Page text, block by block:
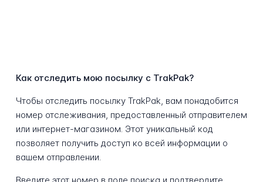
Как отследить мою посылку с TrakPak?
Чтобы отследить посылку TrakPak, вам понадобится
номер отслеживания, предоставленный отправителем
или интернет-магазином. Этот уникальный код
позволяет получить доступ ко всей информации о
вашем отправлении.